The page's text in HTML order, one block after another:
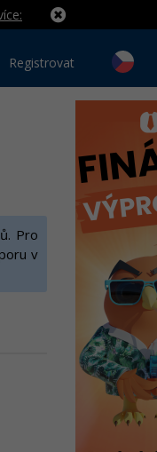
Registrovat
Pro
v